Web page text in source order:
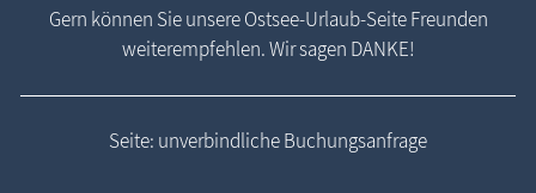
Gern können Sie unsere Ostsee-Urlaub-Seite Freunden
weiterempfehlen. Wir sagen DANKE!
Seite: unverbindliche Buchungsanfrage